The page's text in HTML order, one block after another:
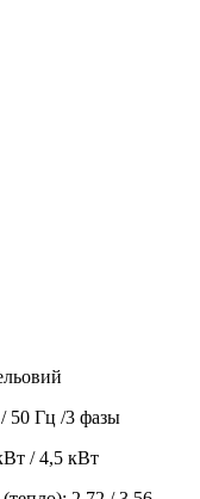
50 Гц /3 фазы
/ 4,5 кВт